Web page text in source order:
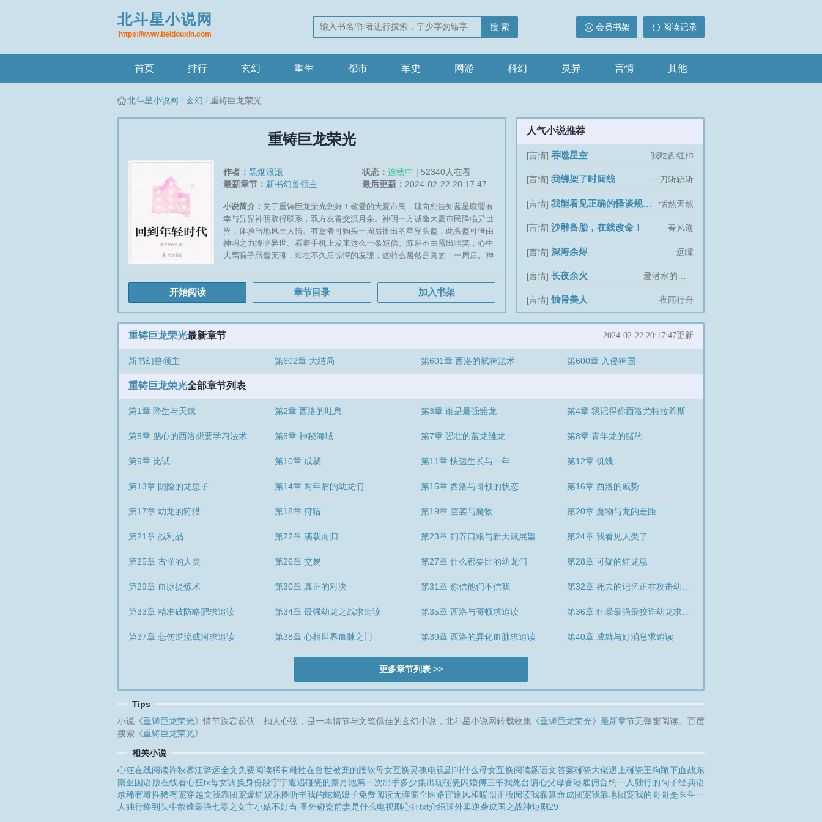
北斗星小说网
https://www.beidouxin.com
阅读记录
会员书架
搜 索
首页 排行 玄幻 重生 都市 军史 网游 科幻 灵异 言情 其他
北斗星小说网 玄幻 重铸巨龙荣光
重铸巨龙荣光
作者： 黑烟滚滚 状态：连载中 | 52340人在看
最新章节： 新书幻兽领主 最后更新： 2024-02-22 20:17:47
小说简介： 关于重铸巨龙荣光您好！敬爱的大夏市民，现向您告知蓝星联盟有
幸与异界神明取得联系，双方友善交流月余。神明一方诚邀大夏市民降临异世
界，体验当地风土人情。有意者可购买一周后推出的星界头盔，此头盔可借由
神明之力降临异世。看着手机上发来这么一条短信。陈启不由露出嗤笑，心中
大骂骗子愚蠢无聊，却在不久后惊愕的发现，这特么居然是真的！一周后。神
蛋，一脸懵逼 重铸巨龙荣光
开始阅读 章节目录 加入书架
人气小说推荐
[言情] 吞噬星空 我吃西红柿
[言情] 我绑架了时间线 一刀斩斩斩
[言情] 我能看见正确的怪谈规则[无限] 恬然天然
[言情] 沙雕备胎，在线改命！ 春风遥
[言情] 深海余烬 远瞳
[言情] 长夜余火
[言情] 蚀骨美人 夜雨行舟
重铸巨龙荣光最新章节 2024-02-22 20:17:47更新
新书幻兽领主 第602章 大结局 第601章 西洛的弑神法术 第600章 入侵神国
重铸巨龙荣光全部章节列表
第1章 降生与天赋 第2章 西洛的吐息 第3章 谁是最强雏龙 第4章 我记得你西洛尤特拉希斯
第5章 贴心的西洛想要学习法术 第6章 神秘海域 第7章 强壮的蓝龙雏龙 第8章 青年龙的赌约
第9章 比试 第10章 成就 第11章 快速生长与一年 第12章 饥饿
第13章 阴险的龙崽子 第14章 两年后的幼龙们 第15章 西洛与哥顿的状态 第16章 西洛的威势
第17章 幼龙的狩猎 第18章 狩猎 第19章 空袭与魔物 第20章 魔物与龙的差距
第21章 战利品 第22章 满载而归 第23章 饲养口粮与新天赋展望 第24章 我看见人类了
第25章 古怪的人类 第26章 交易 第27章 什么都要比的幼龙们 第28章 可疑的红龙崽
第29章 血脉提炼术 第30章 真正的对决 第31章 你信他们不信我
第33章 精准破防略肥求追读 第34章 最强幼龙之战求追读 第35章 西洛与哥顿求追读
第37章 悲伤逆流成河求追读 第38章 心相世界血脉之门 第39章 西洛的异化血脉求追读 第40章 成就与好消息求追读
更多章节列表 >>
Tips
小说 《重铸巨龙荣光》情节跌宕起伏、扣人心弦，是一本情节与文笔俱佳的玄幻小说，北斗星小说网转载收集 《重铸巨龙荣光》最新章节无弹窗阅读。百度
搜索《重铸巨龙荣光》
相关小说
心狂在线阅读许秋雾江辞远全文免费阅读稀有雌性在兽世被宠的腰软母女互换灵魂电视剧叫什么母女互换阅读题语文答案碰瓷大佬遇上碰瓷王狗跪下血战东
南亚国语版在线看心狂tx母女调换身份段宁宁遭遇碰瓷的秦月池第一次出手多少集出现碰瓷闪婚傅三爷我死台偏心父母香港雇佣合约一人独行的句子经典语
录稀有雌性稀有宠穿越文我靠团宠爆红娱乐圈听书我的蛇蝎娘子免费阅读无弹窗全医路官途风和暖阳正版阅读我靠算命成团宠我靠地团宠我的哥哥是医生一
人独行终到头牛散谁最强七零之女主小姑不好当 番外碰瓷前妻是什么电视剧心狂txt介绍送外卖逆袭成国之战神短剧29